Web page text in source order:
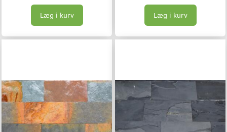
Læg i kurv Læg i kurv